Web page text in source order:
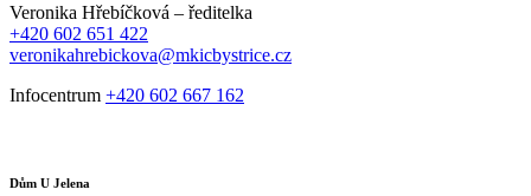
Veronika Hřebíčková – ředitelka
+420 602 651 422
veronikahrebickova@mkicbystrice.cz
Infocentrum +420 602 667 162
Dům U Jelena